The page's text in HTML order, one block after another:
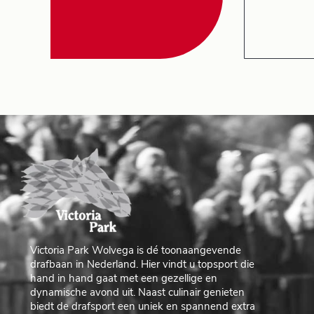
Victoria Park Wolvega is dé toonaangevende
drafbaan in Nederland. Hier vindt u topsport die
hand in hand gaat met een gezellige en
dynamische avond uit. Naast culinair genieten
biedt de drafsport een uniek en spannend extra